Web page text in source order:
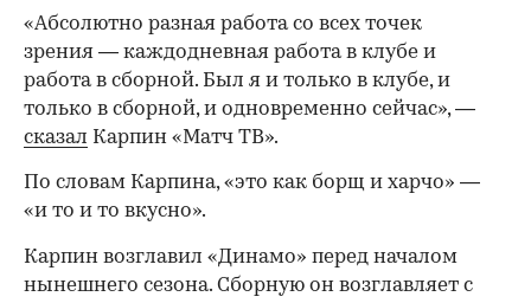
«Абсолютно разная работа со всех точек
зрения — каждодневная работа в клубе и
работа в сборной. Был я и только в клубе, и
только в сборной, и одновременно сейчас», —
сказал Карпин «Матч ТВ».
По словам Карпина, «это как борщ и харчо» —
«и то и то вкусно».
Карпин возглавил «Динамо» перед началом
нынешнего сезона. Сборную он возглавляет с